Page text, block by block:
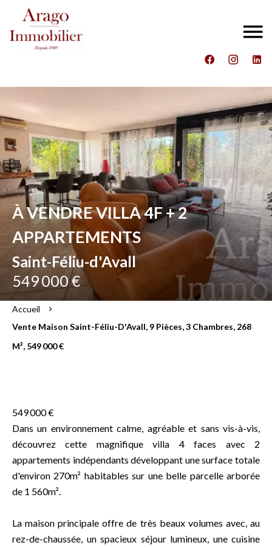
À VENDRE VILLA 4F + 2
APPARTEMENTS
Saint-Féliu-d'Avall
549 000 €
Accueil
Vente Maison Saint-Féliu-D'Avall, 9 Pièces, 3 Chambres, 268
M², 549 000 €
549 000 €
Dans un environnement calme, agréable et sans vis-à-vis,
découvrez cette magnifique villa 4 faces avec 2
appartements indépendants développant une surface totale
d'environ 270m² habitables sur une belle parcelle arborée
de 1 560m².
La maison principale offre de très beaux volumes avec, au
rez-de-chaussée, un spacieux séjour lumineux, une cuisine